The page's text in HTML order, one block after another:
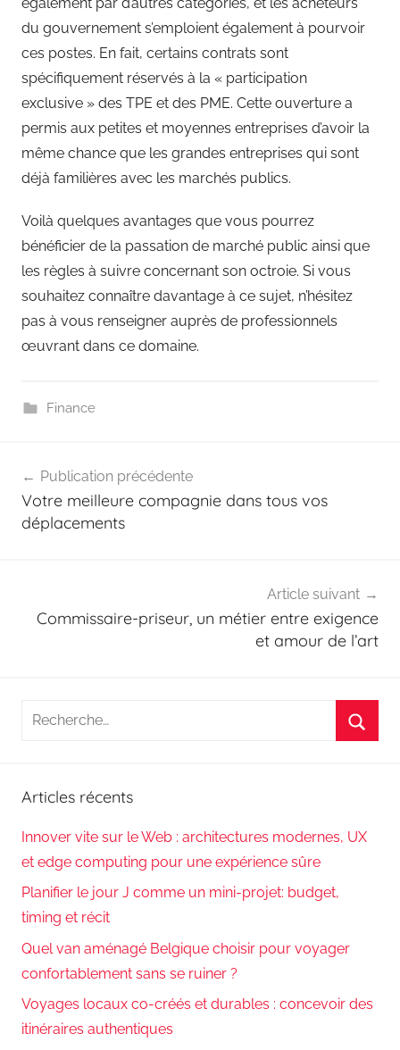
également par d’autres catégories, et les acheteurs
du gouvernement s’emploient également à pourvoir
ces postes. En fait, certains contrats sont
spécifiquement réservés à la « participation
exclusive » des TPE et des PME. Cette ouverture a
permis aux petites et moyennes entreprises d’avoir la
même chance que les grandes entreprises qui sont
déjà familières avec les marchés publics.
Voilà quelques avantages que vous pourrez
bénéficier de la passation de marché public ainsi que
les règles à suivre concernant son octroie. Si vous
souhaitez connaître davantage à ce sujet, n’hésitez
pas à vous renseigner auprès de professionnels
œuvrant dans ce domaine.
Finance
de
l’article
Publication précédente
Votre meilleure compagnie dans tous vos
déplacements
Article suivant
Commissaire-priseur, un métier entre exigence
et amour de l’art
Recherche
Articles récents
Innover vite sur le Web : architectures modernes, UX
et edge computing pour une expérience sûre
Planifier le jour J comme un mini-projet: budget,
timing et récit
Quel van aménagé Belgique choisir pour voyager
confortablement sans se ruiner ?
Voyages locaux co-créés et durables : concevoir des
itinéraires authentiques